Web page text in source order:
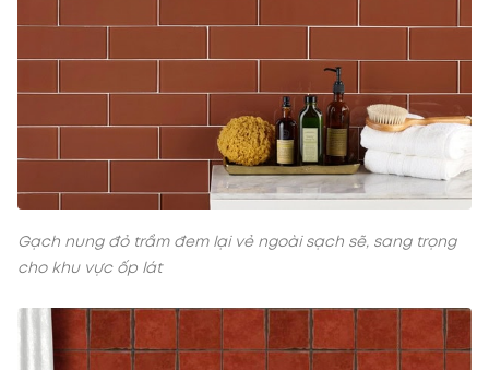
Gạch nung đỏ trầm đem lại vẻ ngoài sạch sẽ, sang trọng
cho khu vực ốp lát